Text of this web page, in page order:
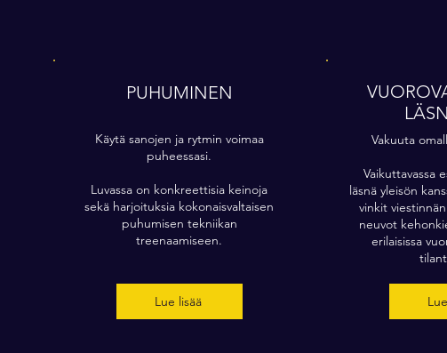
PUHUMINEN
Käytä sanojen ja rytmin voimaa
puheessasi.
Luvassa on konkreettisia keinoja
sekä harjoituksia kokonaisvaltaisen
puhumisen tekniikan
treenaamiseen.
Lue lisää
Vakuuta
Vaikuttavassa
läsnä yleisön
vinkit
neuvot
erilaisissa